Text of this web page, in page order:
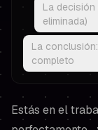
La
eliminada)
La
completo
Estás en el